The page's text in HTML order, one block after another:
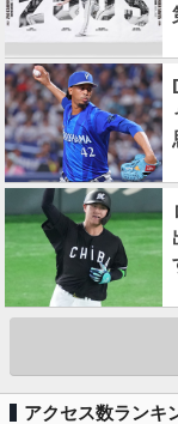
アクセス数ランキ